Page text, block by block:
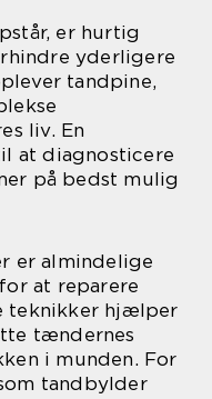
er hurtig
yderligere
tandpine,
liv. En
at diagnosticere
på bedst mulig
er almindelige
at reparere
teknikker hjælper
tændernes
i munden. For
tandbylder